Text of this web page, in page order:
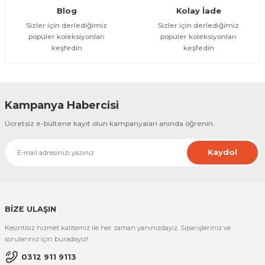
Blog
Sizler için derlediğimiz
popüler koleksiyonları
keşfedin
Kolay İade
Sizler için derlediğimiz
popüler koleksiyonları
keşfedin
Kampanya Habercisi
Ücretsiz e-bültene kayıt olun kampanyaları anında öğrenin.
Kaydol
BİZE ULAŞIN
Kesintisiz hizmet kalitemiz ile her zaman yanınızdayız. Siparişleriniz ve
sorularınız için buradayız!
0312 911 9113